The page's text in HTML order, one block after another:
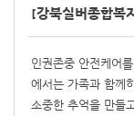
[강북실버종합복
인권존중 안전케어
에서는 가족과 함께
소중한 추억을 만들